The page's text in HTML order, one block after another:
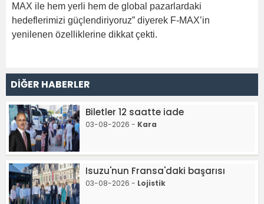
MAX ile hem yerli hem de global pazarlardaki
hedeflerimizi güçlendiriyoruz” diyerek F-MAX’in
yenilenen özelliklerine dikkat çekti.
DİĞER HABERLER
Biletler 12 saatte iade
03-08-2026 - Kara
Isuzu'nun Fransa'daki başarısı
03-08-2026 - Lojistik